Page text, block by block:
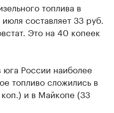
топлива в
составляет 33 руб.
Это на 40 копеек
России наиболее
топливо сложились в
и в Майкопе (33